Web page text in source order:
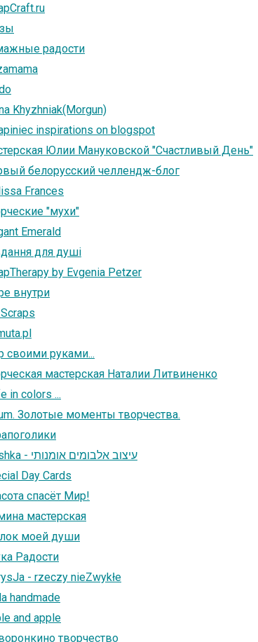
радости
Khyzhniak(Morgun)
inspirations on blogspot
Юлии Мануковской "Счастливый День"
белорусский челлендж-блог
Frances
"мухи"
Emerald
для душі
by Evgenia Petzer
внутри
своими руками...
мастерская Наталии Литвиненко
in colors ...
Золотые моменты творчества.
Olushka - עיצוב אלבומים אומנותי
Day Cards
спасёт Мир!
мастерская
моей души
Радости
- rzeczy nieZwykłe
handmade
and apple
творчество